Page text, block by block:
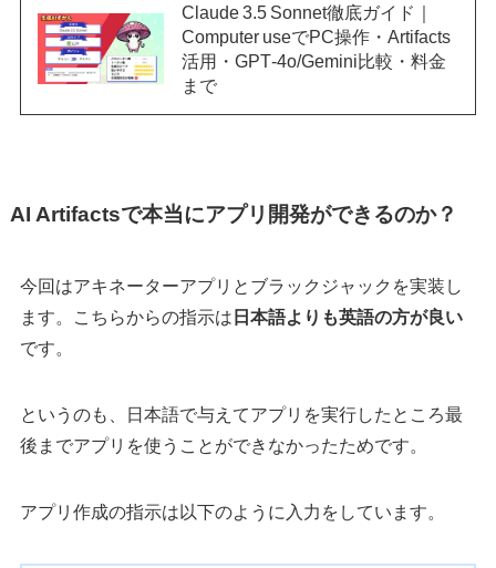
Claude 3.5 Sonnet徹底ガイド｜
Computer useでPC操作・Artifacts
活用・GPT‑4o/Gemini比較・料金
まで
AI Artifactsで本当にアプリ開発ができるのか？
今回はアキネーターアプリとブラックジャックを実装し
ます。こちらからの指示は 日本語よりも英語の方が良い
です。
というのも、日本語で与えてアプリを実行したところ最
後までアプリを使うことができなかったためです。
アプリ作成の指示は以下のように入力をしています。